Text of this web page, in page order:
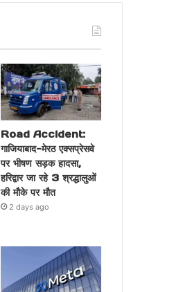
Road Accident:
गाजियाबाद-मेरठ एक्सप्रेसवे
पर भीषण सड़क हादसा,
हरिद्वार जा रहे 3 श्रद्धालुओं
की मौके पर मौत
2 days ago